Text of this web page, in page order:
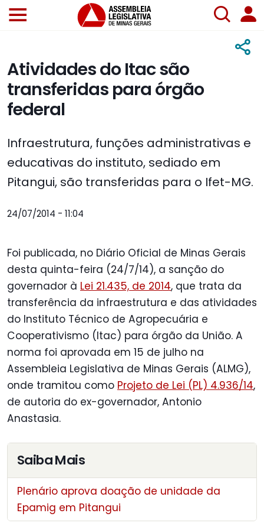
Atividades do Itac são
transferidas para órgão
federal
Infraestrutura, funções administrativas e
educativas do instituto, sediado em
Pitangui, são transferidas para o Ifet-MG.
24/07/2014 - 11:04
Foi publicada, no Diário Oficial de Minas Gerais
desta quinta-feira (24/7/14), a sanção do
governador à Lei 21.435, de 2014, que trata da
transferência da infraestrutura e das atividades
do Instituto Técnico de Agropecuária e
Cooperativismo (Itac) para órgão da União. A
norma foi aprovada em 15 de julho na
Assembleia Legislativa de Minas Gerais (ALMG),
onde tramitou como Projeto de Lei (PL) 4.936/14,
de autoria do ex-governador, Antonio
Anastasia.
Saiba Mais
Plenário aprova doação de unidade da
Epamig em Pitangui